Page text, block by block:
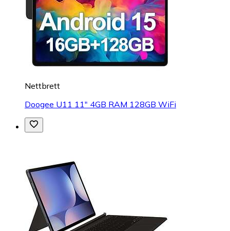
Nettbrett
Doogee U11 11" 4GB RAM 128GB WiFi